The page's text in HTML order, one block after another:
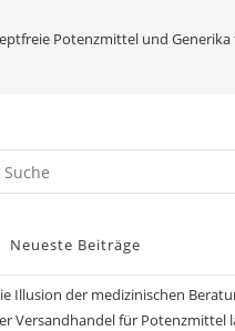
Potenzmittel und Generika
Neueste Beiträge
Illusion der medizinischen
Versandhandel für Potenzmittel